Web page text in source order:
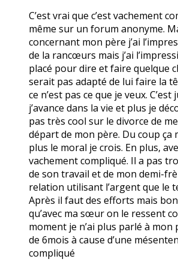
C’est vrai que c’est vachement
même sur un forum anonyme.
concernant mon père j’ai
de la rancœurs mais j’ai
placé pour dire et faire quelque
serait pas adapté de lui faire la
ce n’est pas ce que je veux.
j’avance dans la vie et plus je
pas très cool sur le divorce de
départ de mon père. Du coup ça
plus le moral je crois. En plus,
vachement compliqué. Il a pas
de son travail et de mon demi-
relation utilisant l’argent que le
Après il faut des efforts mais
qu’avec ma sœur on le ressent
moment je n’ai plus parlé à
de 6mois à cause d’une
compliqué